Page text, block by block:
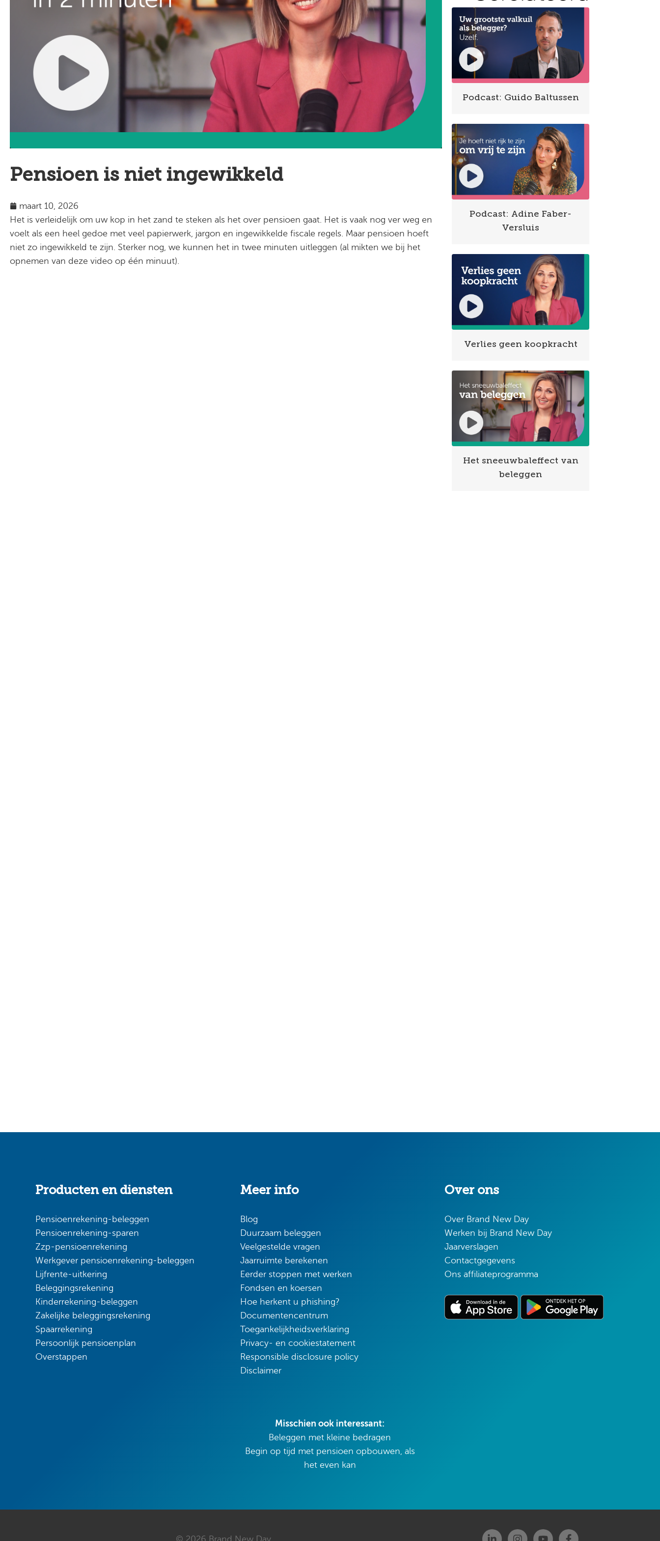
Pensioen is niet ingewikkeld
maart 10, 2026
Het is verleidelijk om uw kop in het zand te steken als het over pensioen gaat. Het is vaak nog ver weg en
voelt als een heel gedoe met veel papierwerk, jargon en ingewikkelde fiscale regels. Maar pensioen hoeft
niet zo ingewikkeld te zijn. Sterker nog, we kunnen het in twee minuten uitleggen (al mikten we bij het
opnemen van deze video op één minuut).
Podcast: Guido Baltussen
Podcast: Adine Faber-
Versluis
Verlies geen koopkracht
Het sneeuwbaleffect van
beleggen
Producten en diensten
Pensioenrekening-beleggen
Pensioenrekening-sparen
Zzp-pensioenrekening
Werkgever pensioenrekening-beleggen
Lijfrente-uitkering
Beleggingsrekening
Kinderrekening-beleggen
Zakelijke beleggingsrekening
Spaarrekening
Persoonlijk pensioenplan
Overstappen
Meer info
Blog
Duurzaam beleggen
Veelgestelde vragen
Jaarruimte berekenen
Eerder stoppen met werken
Fondsen en koersen
Hoe herkent u phishing?
Documentencentrum
Toegankelijkheidsverklaring
Privacy- en cookiestatement
Responsible disclosure policy
Disclaimer
Misschien ook interessant:
Beleggen met kleine bedragen
Begin op tijd met pensioen opbouwen, als
het even kan
Over ons
Over Brand New Day
Werken bij Brand New Day
Jaarverslagen
Contactgegevens
Ons affiliateprogramma
© 2026 Brand New Day